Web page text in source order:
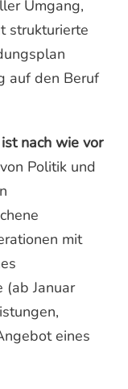
Umgang,
strukturierte
auf den Beruf
nach wie vor
Politik und
mit
Januar
eines